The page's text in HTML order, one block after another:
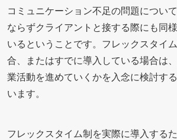
コミュニケーション不足の問題につい
ならずクライアントと接する際にも同
いるということです。フレックスタイ
合、またはすでに導入している場合は
業活動を進めていくかを入念に検討す
います。
フレックスタイム制を実際に導入する